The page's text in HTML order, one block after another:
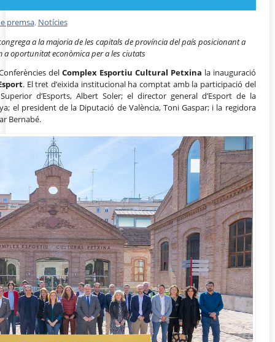
Reserves
premsa, Notícies
a la majoria de les capitals de província del país posicionant a
a oportunitat econòmica per a les ciutats
del Complex Esportiu Cultural Petxina la inauguració
. El tret d’eixida institucional ha comptat amb la participació del
d’Esports, Albert Soler; el director general d’Esport de la
el president de la Diputació de València, Toni Gaspar; i la regidora
Bernabé.